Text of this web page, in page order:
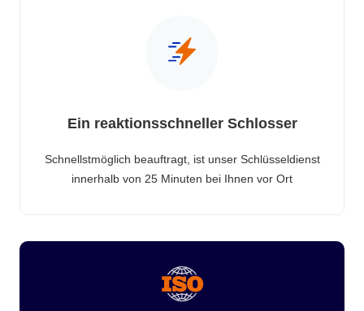
Ein reaktionsschneller Schlosser
Schnellstmöglich beauftragt, ist unser Schlüsseldienst
innerhalb von 25 Minuten bei Ihnen vor Ort